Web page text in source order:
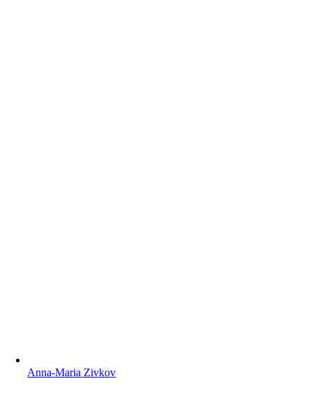
Anna-Maria Zivkov